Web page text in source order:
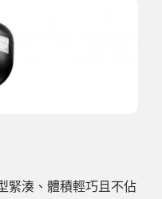
緊湊、體積輕巧且不佔